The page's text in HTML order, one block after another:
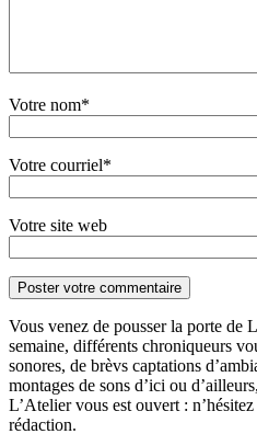
Votre nom*
Votre courriel*
Votre site web
Vous venez de pousser la porte de
semaine, différents chroniqueurs
sonores, de brèvs captations
montages de sons d’ici ou
L’Atelier vous est ouvert :
rédaction.